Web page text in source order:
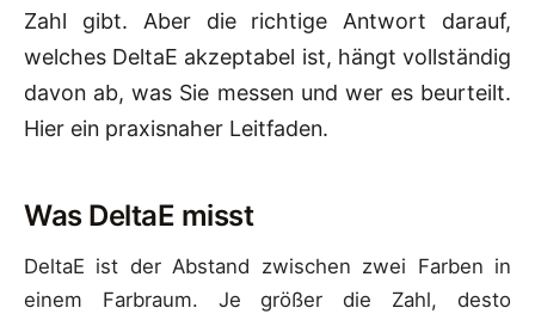
Zahl gibt. Aber die richtige Antwort darauf,
welches DeltaE akzeptabel ist, hängt vollständig
davon ab, was Sie messen und wer es beurteilt.
Hier ein praxisnaher Leitfaden.
Was DeltaE misst
DeltaE ist der Abstand zwischen zwei Farben in
einem Farbraum. Je größer die Zahl, desto